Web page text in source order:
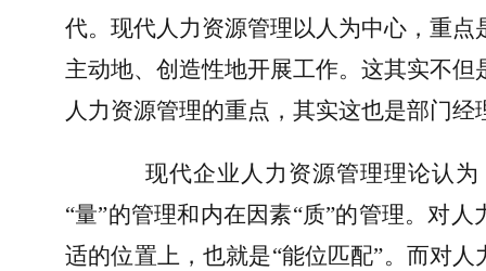
代。现代人力资源管理以人为中心，重
主动地、创造性地开展工作。这其实不
人力资源管理的重点，其实这也是部门经
现代企业人力资源管理理论认
“量”的管理和内在因素“质”的管理。对
适的位置上，也就是“能位匹配”。而对